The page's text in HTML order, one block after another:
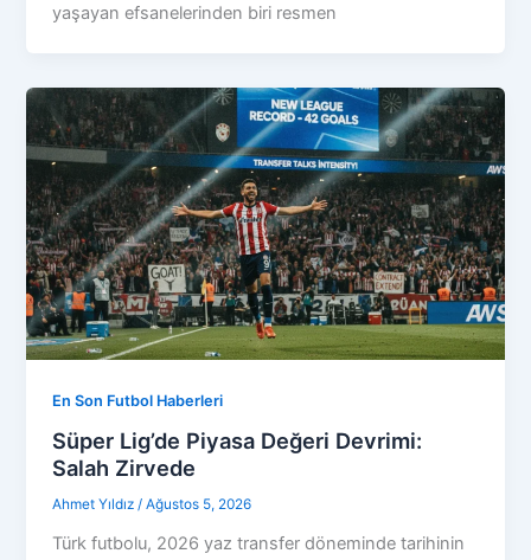
yaşayan efsanelerinden biri resmen
En Son Futbol Haberleri
Süper Lig’de Piyasa Değeri Devrimi:
Salah Zirvede
Ahmet Yıldız/Ağustos 5, 2026
Türk futbolu, 2026 yaz transfer döneminde tarihinin